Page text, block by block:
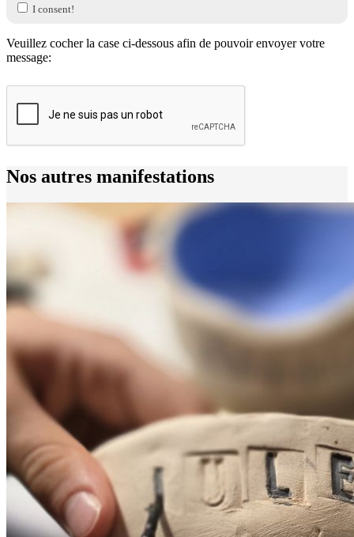
I consent!
Veuillez cocher la case ci-dessous afin de pouvoir envoyer votre
message:
Nos autres manifestations